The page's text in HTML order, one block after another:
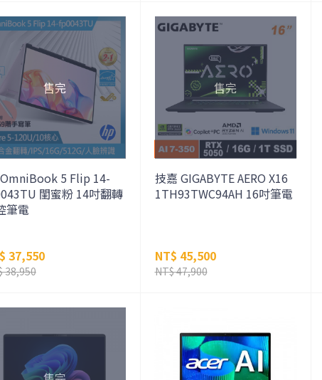
5 Flip 14-
閨蜜粉 14吋翻轉
筆電
37,550
38,950
技嘉 GIGABYTE AERO X16
1TH93TWC94AH 16吋筆電
NT$ 45,500
NT$ 47,900